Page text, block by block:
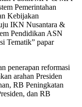
Pemerintahan
Kebijakan
IKN Nusantara &
Pendidikan ASN
Tematik” papar
penerapan reformasi
arahan Presiden
RB Peningkatan
dan RB